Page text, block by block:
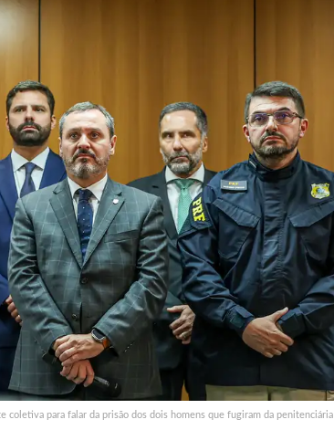
para falar da prisão dos dois homens que fugiram da penitenciária